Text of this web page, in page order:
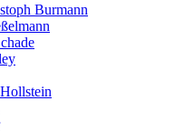
Burmann